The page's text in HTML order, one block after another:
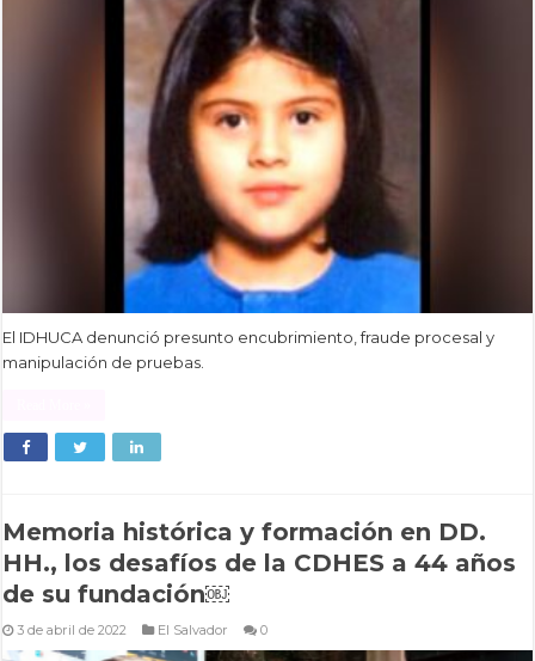
El IDHUCA denunció presunto encubrimiento, fraude procesal y
manipulación de pruebas.
Memoria histórica y formación en DD.
HH., los desafíos de la CDHES a 44 años
de su fundación￼
3 de abril de 2022 El Salvador 0